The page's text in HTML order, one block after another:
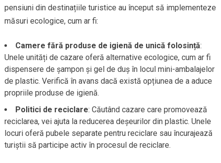
pensiuni din destinațiile turistice au început să implementeze
măsuri ecologice, cum ar fi:
Camere fără produse de igienă de unică folosință:
Unele unități de cazare oferă alternative ecologice, cum ar fi
dispensere de șampon și gel de duș în locul mini-ambalajelor
de plastic. Verifică în avans dacă există opțiunea de a aduce
propriile produse de igienă.
Politici de reciclare: Căutând cazare care promovează
reciclarea, vei ajuta la reducerea deșeurilor din plastic. Unele
locuri oferă pubele separate pentru reciclare sau încurajează
turiștii să participe activ în procesul de reciclare.